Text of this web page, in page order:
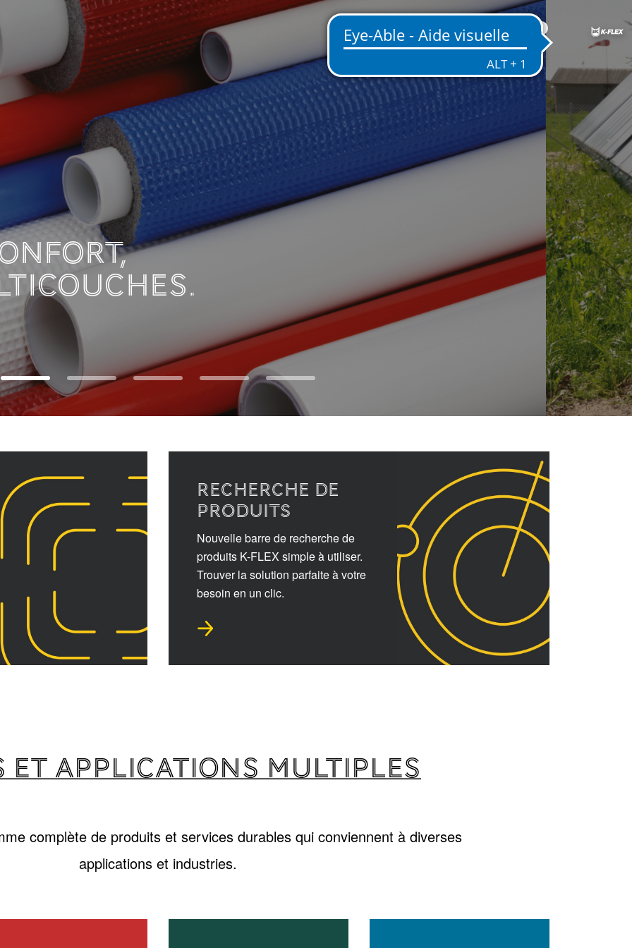
FR
AMÉLIORE L’EFFICACITÉ
recherche de
produits
Nouvelle barre de recherche de
produits K-FLEX simple à utiliser.
Trouver la solution parfaite à votre
besoin en un clic.
ET APPLICATIONS MULTIPLES
complète de produits et services durables qui conviennent à diverses
applications et industries.